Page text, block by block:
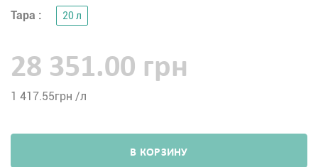
Тара : 20 л
28 351.00 грн
1 417.55грн /л
В КОРЗИНУ